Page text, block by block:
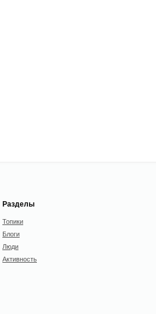
Разделы
Топики
Блоги
Люди
Активность